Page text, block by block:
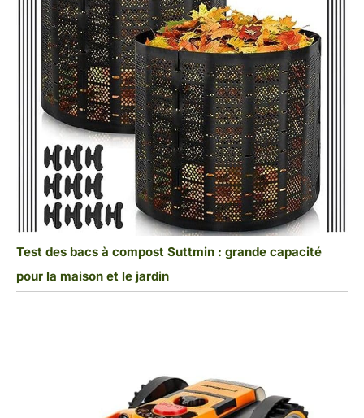
Test des bacs à compost Suttmin : grande capacité
pour la maison et le jardin